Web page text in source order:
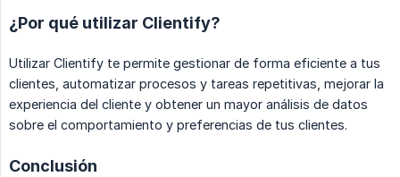
¿Por qué utilizar Clientify?
Utilizar Clientify te permite gestionar de forma eficiente a tus
clientes, automatizar procesos y tareas repetitivas, mejorar la
experiencia del cliente y obtener un mayor análisis de datos
sobre el comportamiento y preferencias de tus clientes.
Conclusión